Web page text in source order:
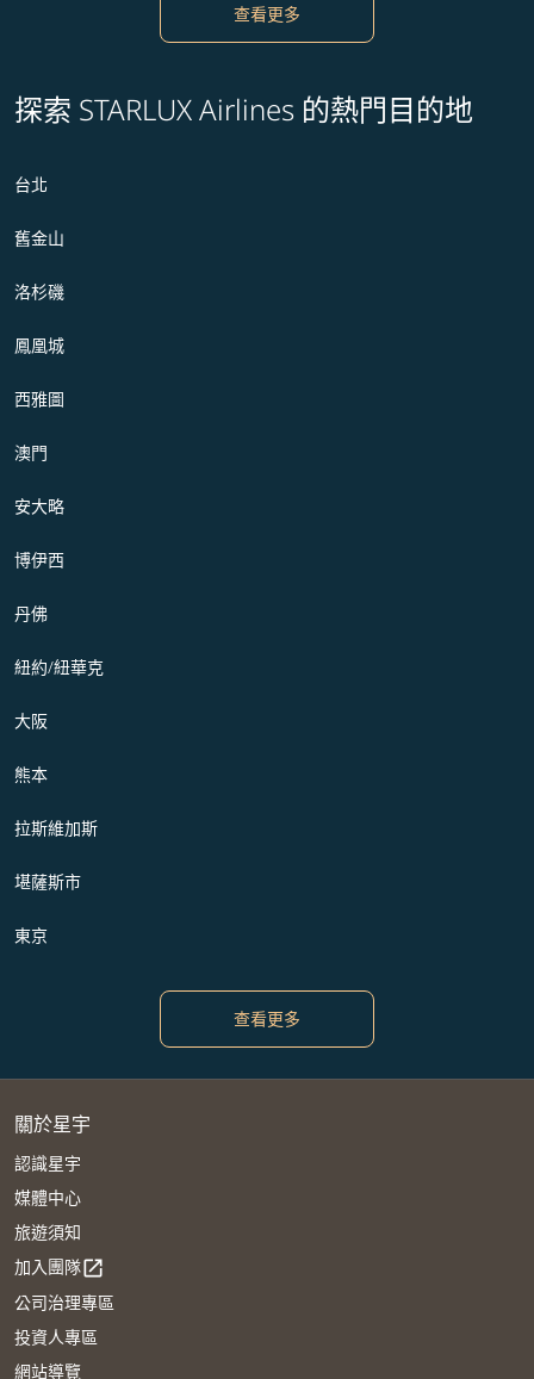
查看更多
探索 STARLUX Airlines 的熱門目的地
台北
舊金山
洛杉磯
鳳凰城
西雅圖
澳門
安大略
博伊西
丹佛
紐約/紐華克
大阪
熊本
拉斯維加斯
堪薩斯市
東京
查看更多
關於星宇
認識星宇
媒體中心
旅遊須知
加入團隊open_in_new
公司治理專區
投資人專區
網站導覽